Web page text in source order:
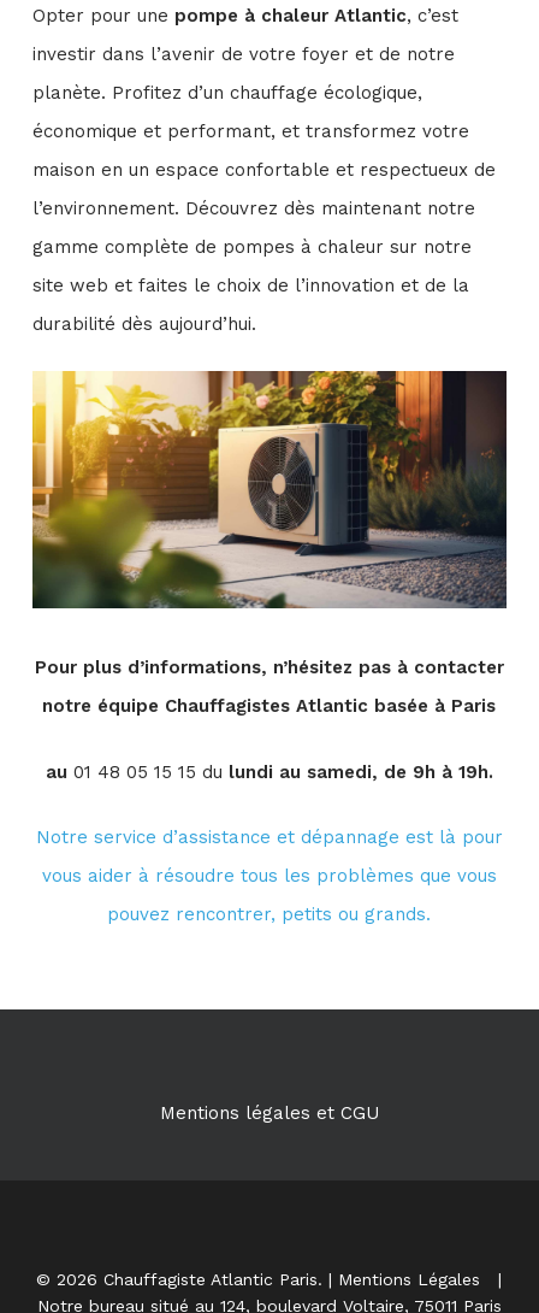
Opter pour une pompe à chaleur Atlantic, c’est
investir dans l’avenir de votre foyer et de notre
planète. Profitez d’un chauffage écologique,
économique et performant, et transformez votre
maison en un espace confortable et respectueux de
l’environnement. Découvrez dès maintenant notre
gamme complète de pompes à chaleur sur notre
site web et faites le choix de l’innovation et de la
durabilité dès aujourd’hui.
Pour plus d’informations, n’hésitez pas à contacter
notre équipe Chauffagistes Atlantic basée à Paris
au 01 48 05 15 15 du lundi au samedi, de 9h à 19h.
Notre service d’assistance et dépannage est là pour
vous aider à résoudre tous les problèmes que vous
pouvez rencontrer, petits ou grands.
Mentions légales et CGU
© 2026 Chauffagiste Atlantic Paris. | Mentions Légales |
Notre bureau situé au 124, boulevard Voltaire, 75011 Paris